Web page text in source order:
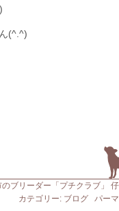
(^.^)
ブリーダー「プチクラブ」
カテゴリー: ブログ パー